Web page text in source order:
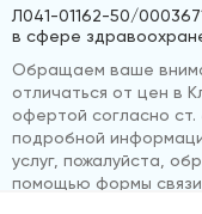
Л041-01162-50/
в сфере
Обращаем ваше
отличаться от цен в
офертой согласно ст.
подробной
услуг, пожалуйста,
помощью формы